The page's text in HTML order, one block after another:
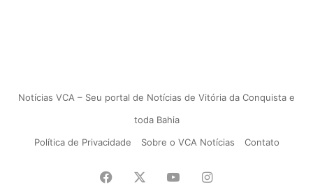
Notícias VCA – Seu portal de Notícias de Vitória da Conquista e
toda Bahia
Política de Privacidade
Sobre o VCA Notícias Contato
Facebook YouTubeInstagram